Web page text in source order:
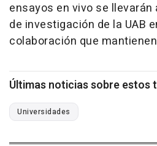
ensayos en vivo se llevarán
de investigación de la UAB
colaboración que
Últimas noticias sobre estos
Universidades